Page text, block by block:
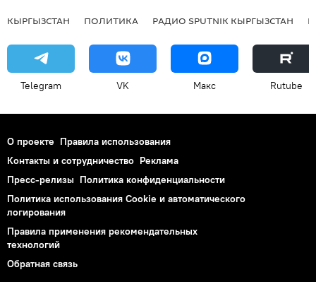
КЫРГЫЗСТАН ПОЛИТИКА РАДИО SPUTNIK КЫРГЫЗСТАН
Telegram VK Макс Rutube
О проекте Правила использования
Контакты и сотрудничество Реклама
Пресс-релизы Политика конфиденциальности
Политика использования Cookie и автоматического
логирования
Правила применения рекомендательных
технологий
Обратная связь